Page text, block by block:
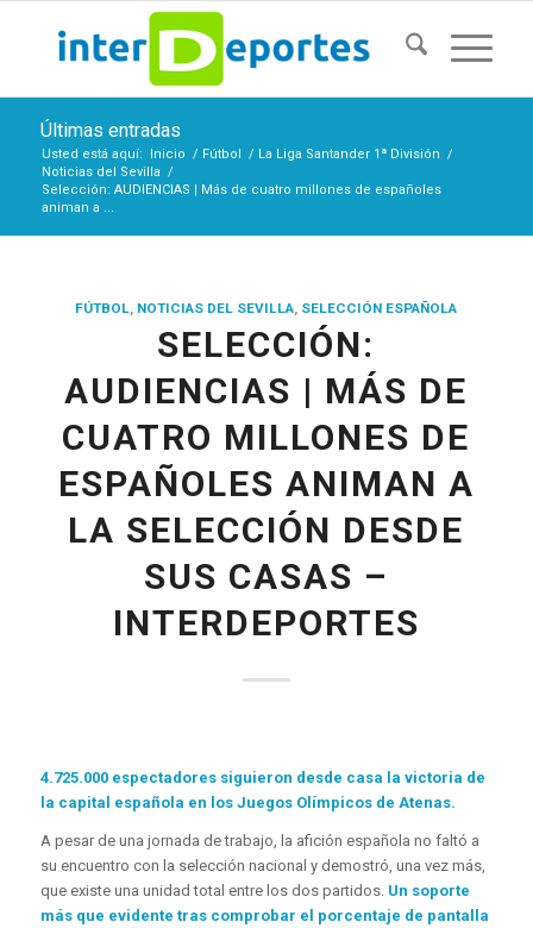
Últimas entradas
Usted está aquí: Inicio / Fútbol / La Liga Santander 1ª División /
Noticias del Sevilla /
Selección: AUDIENCIAS | Más de cuatro millones de españoles
animan a ...
FÚTBOL, NOTICIAS DEL SEVILLA, SELECCIÓN ESPAÑOLA
SELECCIÓN:
AUDIENCIAS | MÁS DE
CUATRO MILLONES DE
ESPAÑOLES ANIMAN A
LA SELECCIÓN DESDE
SUS CASAS –
INTERDEPORTES
4.725.000 espectadores siguieron desde casa la victoria de
la capital española en los Juegos Olímpicos de Atenas.
A pesar de una jornada de trabajo, la afición española no faltó a
su encuentro con la selección nacional y demostró, una vez más,
que existe una unidad total entre los dos partidos. Un soporte
más que evidente tras comprobar el porcentaje de pantalla